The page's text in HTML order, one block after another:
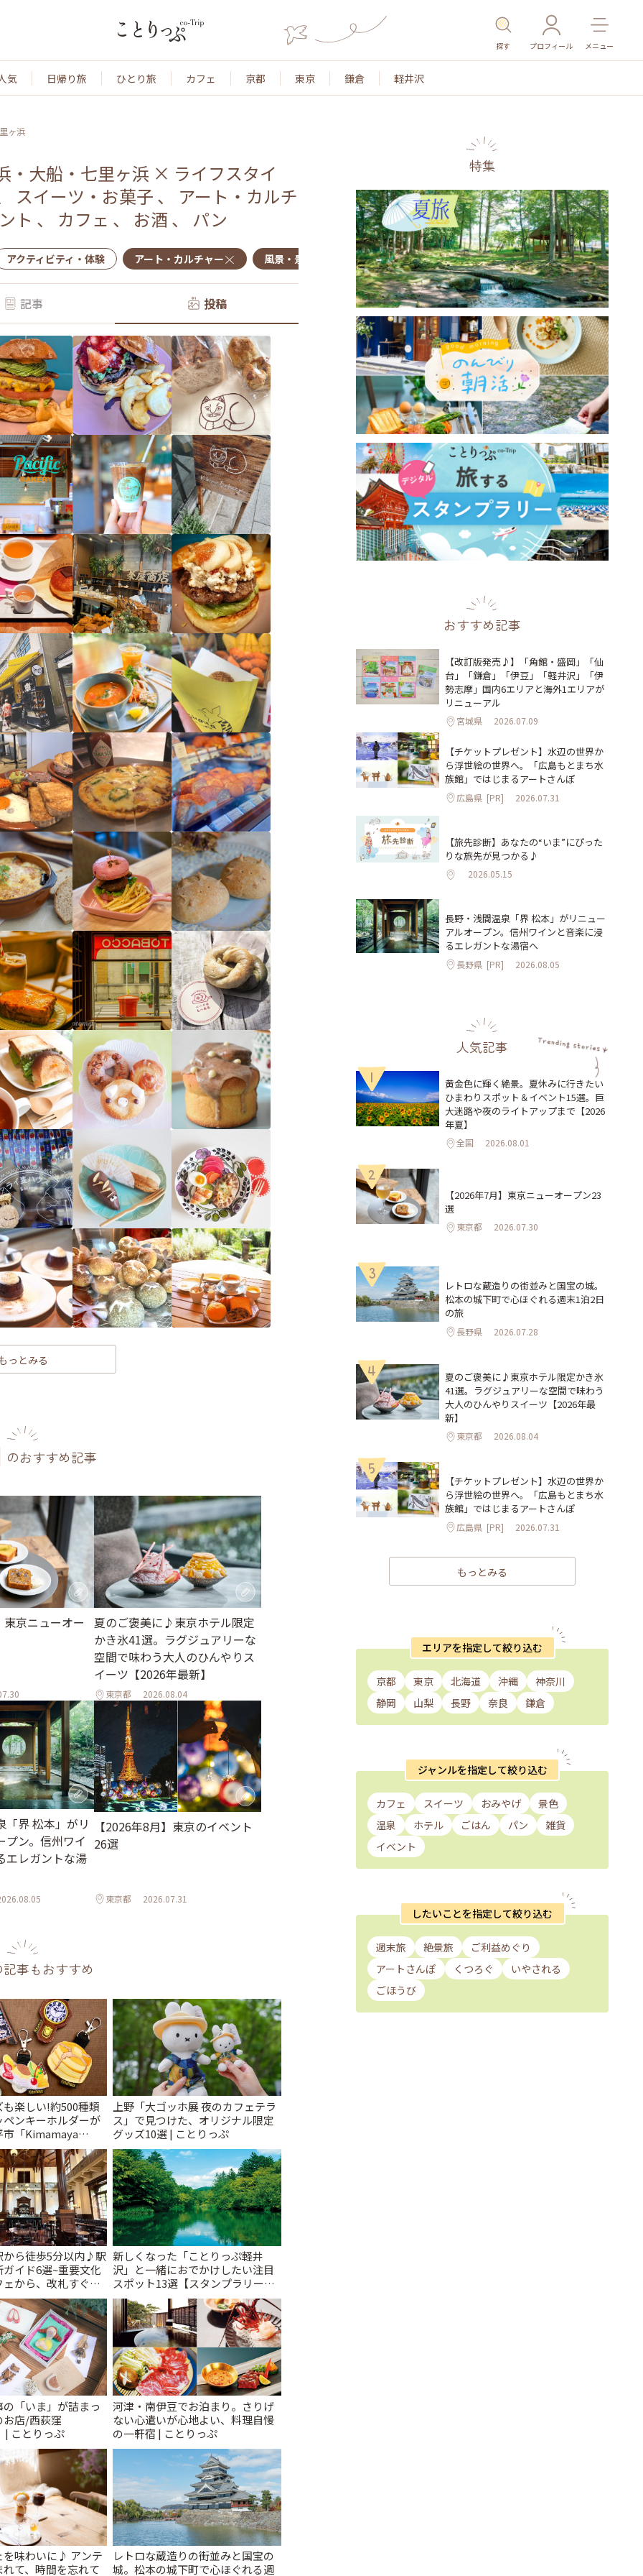
探す プロフィール メニュー
気 日帰り旅 ひとり旅 カフェ 京都 東京 鎌倉 軽井沢
ヶ浜
・大船・七里ヶ浜 × ライフスタイ
スイーツ・お菓子 、 アート・カルチ
ト 、 カフェ 、 お酒 、 パン
アクティビティ・体験 アート・カルチャー 風景・景色 名所・旧跡 温泉・スパ その他施設 ごはん
記事 投稿
っとみる
のおすすめ記事
京ニューオー
夏のご褒美に♪東京ホテル限定
かき氷41選。ラグジュアリーな
空間で味わう大人のひんやりス
イーツ【2026年最新】
東京都 2026.08.04
「界 松本」がリ
プン。信州ワイ
エレガントな湯
【2026年8月】東京のイベント
26選
東京都 2026.07.31
事もおすすめ
楽しい!約500種類
ンキーホルダーが
市「Kimamaya
っぷ
上野「大ゴッホ展 夜のカフェテラ
ス」で見つけた、オリジナル限定
グッズ10選 | ことりっぷ
から徒歩5分以内♪駅
イド6選~重要文化
から、改札すぐの
~ | ことりっぷ
新しくなった「ことりっぷ軽井
沢」と一緒におでかけしたい注目
スポット13選【スタンプラリー開
催中】 | ことりっぷ
「いま」が詰まっ
お店/西荻窪
ことりっぷ
河津・南伊豆でお泊まり。さりげ
ない心遣いが心地よい、料理自慢
の一軒宿 | ことりっぷ
を味わいに♪ アンテ
て、時間を忘れて
レトロな蔵造りの街並みと国宝の
城。松本の城下町で心ほぐれる週
特集
おすすめ記事
【改訂版発売♪】「角館・盛岡」「仙
台」「鎌倉」「伊豆」「軽井沢」「伊
勢志摩」国内6エリアと海外1エリアが
リニューアル
宮城県 2026.07.09
【チケットプレゼント】水辺の世界か
ら浮世絵の世界へ。「広島もとまち水
族館」ではじまるアートさんぽ
広島県 [PR] 2026.07.31
【旅先診断】あなたの“いま”にぴった
りな旅先が見つかる♪
2026.05.15
長野・浅間温泉「界 松本」がリニュー
アルオープン。信州ワインと音楽に浸
るエレガントな湯宿へ
長野県 [PR] 2026.08.05
人気記事
1
黄金色に輝く絶景。夏休みに行きたい
ひまわりスポット＆イベント15選。巨
大迷路や夜のライトアップまで【2026
年夏】
全国 2026.08.01
2
【2026年7月】東京ニューオープン23
選
東京都 2026.07.30
3
レトロな蔵造りの街並みと国宝の城。
松本の城下町で心ほぐれる週末1泊2日
の旅
長野県 2026.07.28
4
夏のご褒美に♪東京ホテル限定かき氷
41選。ラグジュアリーな空間で味わう
大人のひんやりスイーツ【2026年最
新】
東京都 2026.08.04
5
【チケットプレゼント】水辺の世界か
ら浮世絵の世界へ。「広島もとまち水
族館」ではじまるアートさんぽ
広島県 [PR] 2026.07.31
もっとみる
エリアを指定して絞り込む
京都 東京 北海道 沖縄
神奈川
静岡
山梨 長野 奈良 鎌倉
ジャンルを指定して絞り込む
カフェ スイーツ おみやげ
景色
温泉
ホテル ごはん パン
雑貨
イベント
したいことを指定して絞り込む
週末旅 絶景旅
ご利益めぐり
アートさんぽ
くつろぐ
いやされる
ごほうび